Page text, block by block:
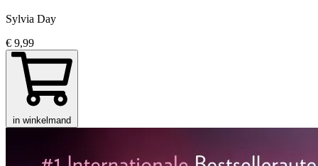
Sylvia Day
€ 9,99
in winkelmand